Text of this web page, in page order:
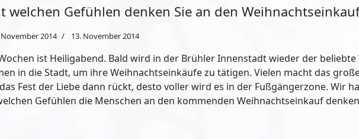
welchen Gefühlen denken Sie an den
2014 13. November 2014
ist Heiligabend. Bald wird in der Brühler Innenstadt wieder der
in die Stadt, um ihre Weihnachtseinkäufe zu tätigen. Vielen macht das
Fest der Liebe dann rückt, desto voller wird es in der Fußgängerzone. Wir
Gefühlen die Menschen an den kommenden Weihnachtseinkauf